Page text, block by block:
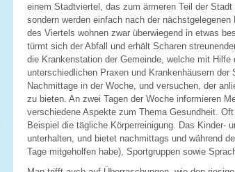
einem Stadtviertel, das zum ärmeren Teil der
sondern werden einfach nach der
des Viertels wohnen zwar überwiegend in etwas
türmt sich der Abfall und erhält Scharen
die Krankenstation der Gemeinde, welche mit
unterschiedlichen Praxen und Krankenhäusern
Nachmittage in der Woche, und versuchen, der
zu bieten. An zwei Tagen der Woche informieren
verschiedene Aspekte zum Thema Gesundheit.
Beispiel die tägliche Körperreinigung. Das Kinder-
unterhalten, und bietet nachmittags und während
Tage mitgeholfen habe), Sportgruppen sowie